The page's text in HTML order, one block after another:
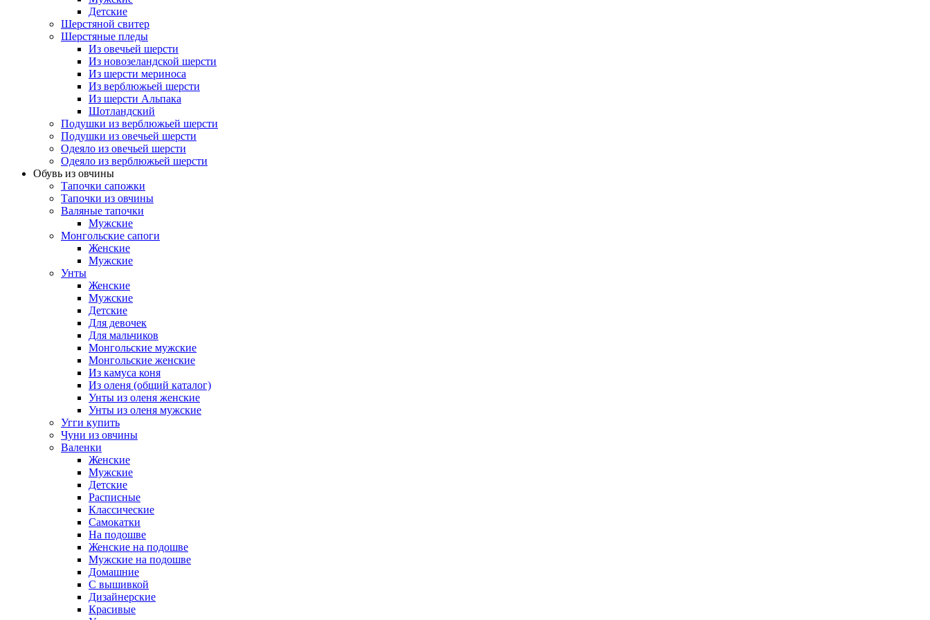
Детские
Шерстяной свитер
Шерстяные пледы
Из овечьей шерсти
Из новозеландской шерсти
Из шерсти мериноса
Из верблюжьей шерсти
Из шерсти Альпака
Шотландский
Подушки из верблюжьей шерсти
Подушки из овечьей шерсти
Одеяло из овечьей шерсти
Одеяло из верблюжьей шерсти
Обувь из овчины
Тапочки сапожки
Тапочки из овчины
Валяные тапочки
Мужские
Монгольские сапоги
Женские
Мужские
Унты
Женские
Мужские
Детские
Для девочек
Для мальчиков
Монгольские мужские
Монгольские женские
Из камуса коня
Из оленя (общий каталог)
Унты из оленя женские
Унты из оленя мужские
Угги купить
Чуни из овчины
Валенки
Женские
Мужские
Детские
Расписные
Классические
Самокатки
На подошве
Женские на подошве
Мужские на подошве
Домашние
С вышивкой
Дизайнерские
Красивые